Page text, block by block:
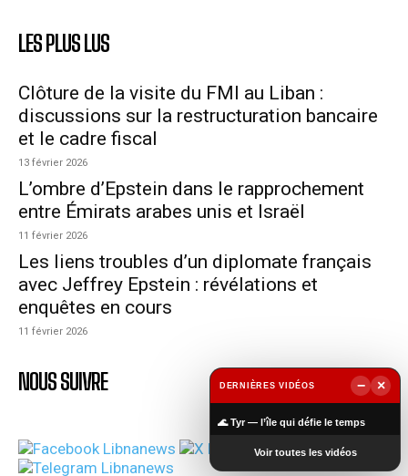
LES PLUS LUS
Clôture de la visite du FMI au Liban :
discussions sur la restructuration bancaire
et le cadre fiscal
13 février 2026
L’ombre d’Epstein dans le rapprochement
entre Émirats arabes unis et Israël
11 février 2026
Les liens troubles d’un diplomate français
avec Jeffrey Epstein : révélations et
enquêtes en cours
11 février 2026
NOUS SUIVRE DERNIÈRES VIDÉOS −
×
🌊 Tyr — l’île qui défie le temps
Voir toutes les vidéos